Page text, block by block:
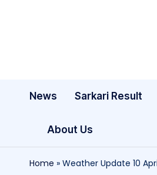
News Sarkari Result
About Us
Home » Weather Update 10